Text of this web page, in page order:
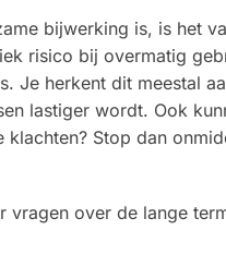
bijwerking is, is het
risico bij overmatig
Je herkent dit meestal
lastiger wordt. Ook
klachten? Stop dan
vragen over de lange